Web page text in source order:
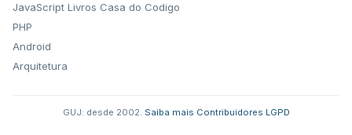
JavaScript
PHP
Android
Arquitetura
Livros Casa do Codigo
GUJ: desde 2002. Saiba mais Contribuidores LGPD